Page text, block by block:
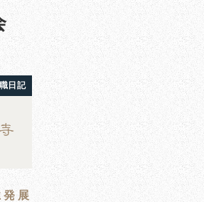
日記
展